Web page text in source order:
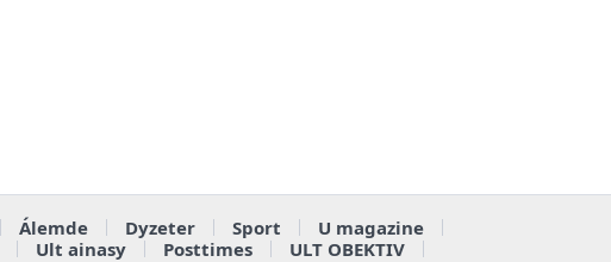
Álemde Dyzeter Sport
U magazine
Ult ainasy Posttimes
ULT OBEKTIV